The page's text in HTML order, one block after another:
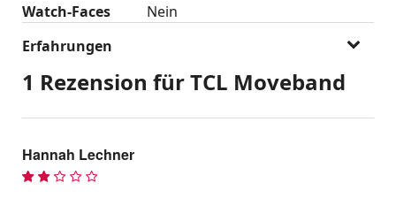
Watch-Faces
Nein
Erfahrungen
1 Rezension fürTCL Moveband
Hannah Lechner